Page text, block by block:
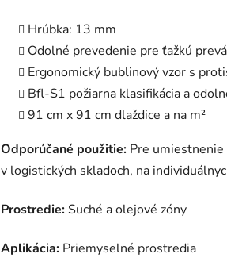
Hrúbka: 13 mm
Odolné prevedenie pre ťažkú
Ergonomický bublinový vzor s
Bfl-S1 požiarna klasifikácia a
91 cm x 91 cm dlaždice a na m²
Odporúčané použitie: Pre umiestnenie
v logistických skladoch, na
Prostredie:Suché a olejové zóny
Aplikácia: Priemyselné prostredia